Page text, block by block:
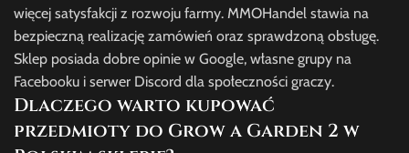
więcej satysfakcji z rozwoju farmy. MMOHandel stawia na
bezpieczną realizację zamówień oraz sprawdzoną obsługę.
Sklep posiada dobre opinie w Google, własne grupy na
Facebooku i serwer Discord dla społeczności graczy.
Dlaczego warto kupować
przedmioty do Grow a Garden 2 w